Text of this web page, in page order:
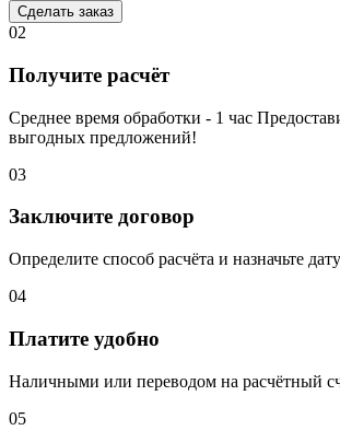
Сделать заказ
02
Получите расчёт
Среднее время обработки - 1 час
выгодных предложений!
03
Заключите договор
Определите способ расчёта и назначьте
04
Платите удобно
Наличными или переводом на расчётный
05